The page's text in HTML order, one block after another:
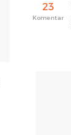
23
Komentar